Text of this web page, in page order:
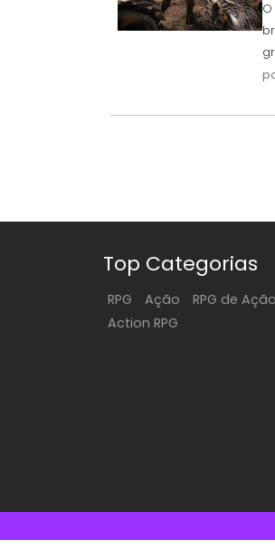
Top Categorias
RPG Ação RPG de Ação
Action RPG